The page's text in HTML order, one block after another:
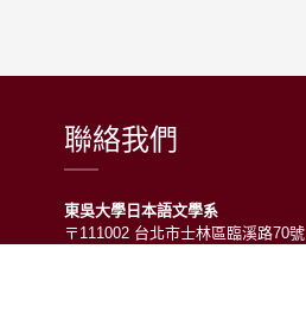
聯絡我們
東吳大學日本語文學系
〒111002 台北市士林區臨溪路70號